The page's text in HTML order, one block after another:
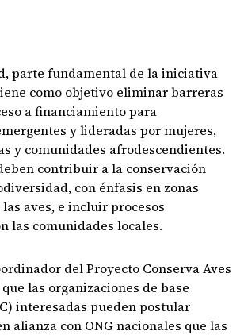
parte fundamental de la iniciativa
como objetivo eliminar barreras
a financiamiento para
y lideradas por mujeres,
y comunidades afrodescendientes.
contribuir a la conservación
con énfasis en zonas
aves, e incluir procesos
las comunidades locales.
del Proyecto Conserva Aves
las organizaciones de base
interesadas pueden postular
alianza con ONG nacionales que las